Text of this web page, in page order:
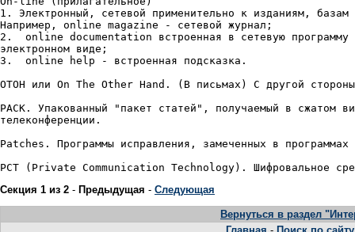
Секция 1 из 2 - Предыдущая - Следующая
Вернуться в раздел